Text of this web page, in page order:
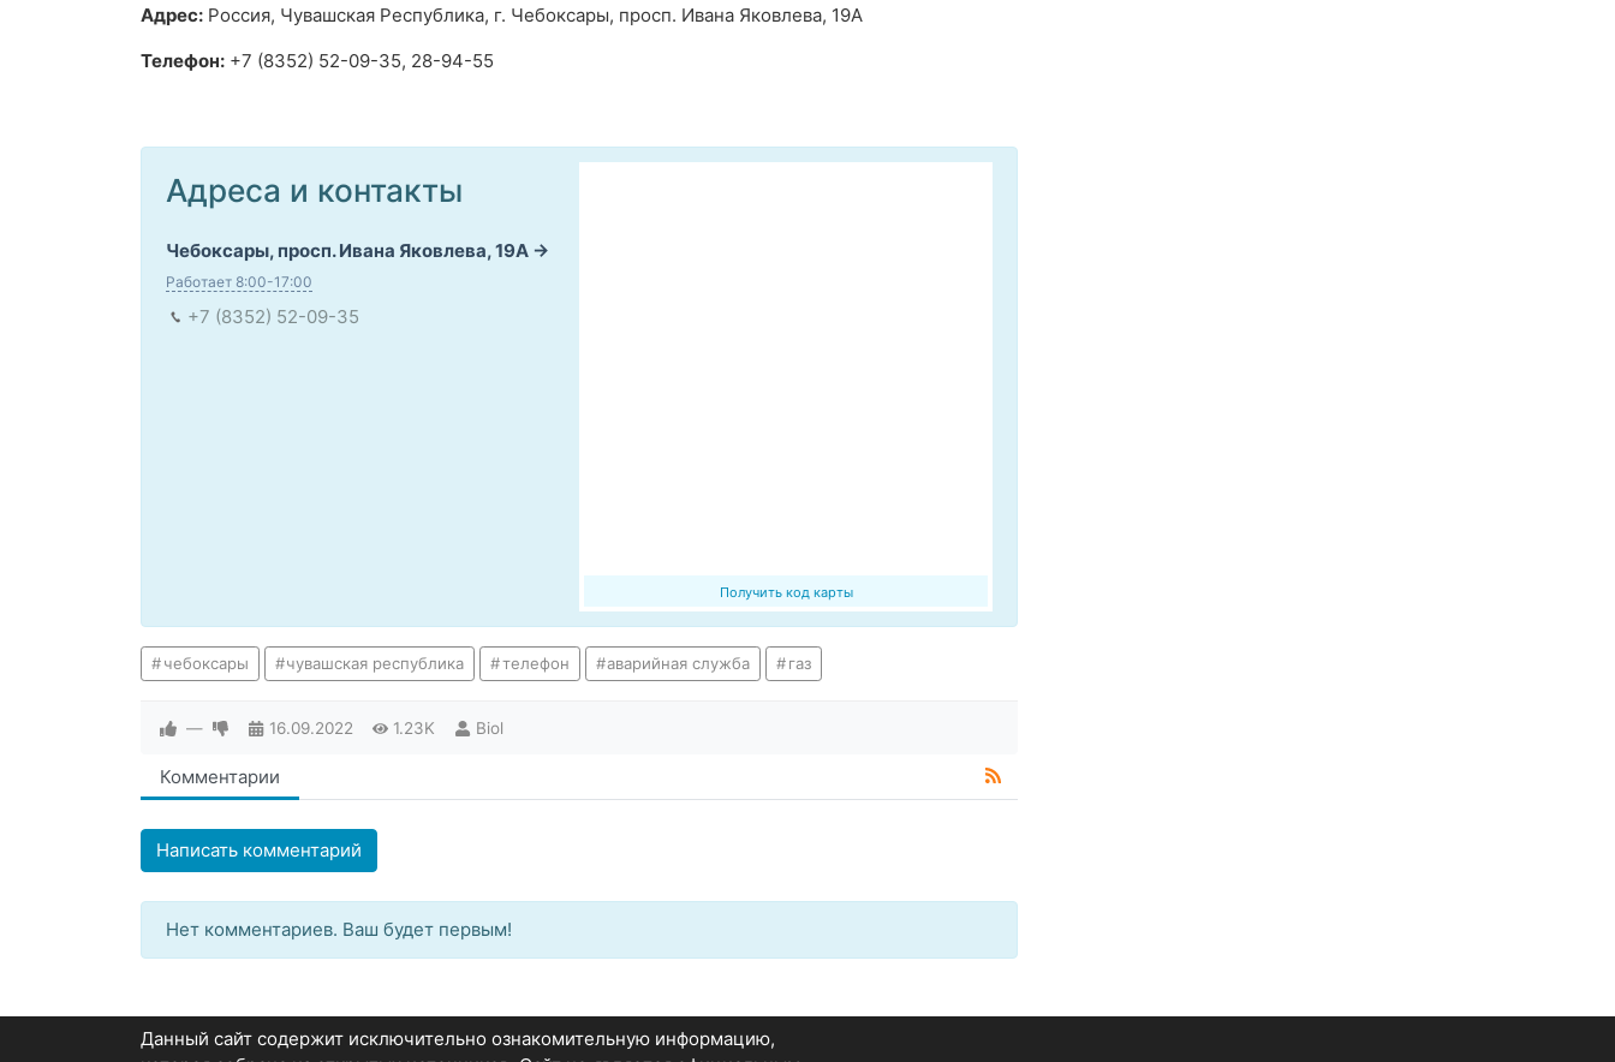
Адрес: Россия, Чувашская Республика, г. Чебоксары, просп. Ивана Яковлева, 19А
Телефон: +7 (8352) 52-09-35, 28-94-55
Получить код карты
Адреса и контакты
Чебоксары, просп. Ивана Яковлева, 19А
Работает 8:00-17:00
+7 (8352) 52-09-35
чебоксары чувашская республика телефон аварийная служба газ
— 16.09.2022 1.23K Biol
Комментарии
Написать комментарий
Нет комментариев. Ваш будет первым!
Данный сайт содержит исключительно ознакомительную информацию,